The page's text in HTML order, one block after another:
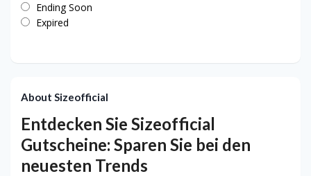
Ending Soon
Expired
About Sizeofficial
Entdecken Sie Sizeofficial
Gutscheine: Sparen Sie bei den
neuesten Trends